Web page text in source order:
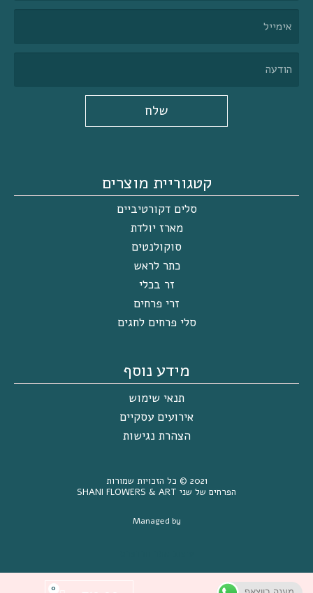
שלח
קטגוריית מוצרים
סלים דקורטיביים
מארז יולדת
סוקולנטים
כתר לראש
זר בכלי
זרי פרחים
סלי פרחים לחגים
מידע נוסף
תנאי שימוש
אירועים עסקיים
הצהרת נגישות
2021 ©
כל הזכויות שמורות
הפרחים של שני SHANI FLOWERS & ART
Managed by